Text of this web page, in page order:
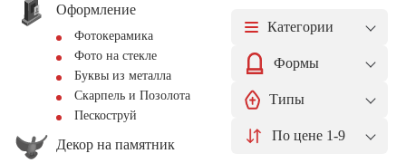
Оформление
Фотокерамика
Фото на стекле
Буквы из металла
Скарпель и Позолота
Пескоструй
Декор на памятник
Категории
Формы
Типы
По цене 1-9